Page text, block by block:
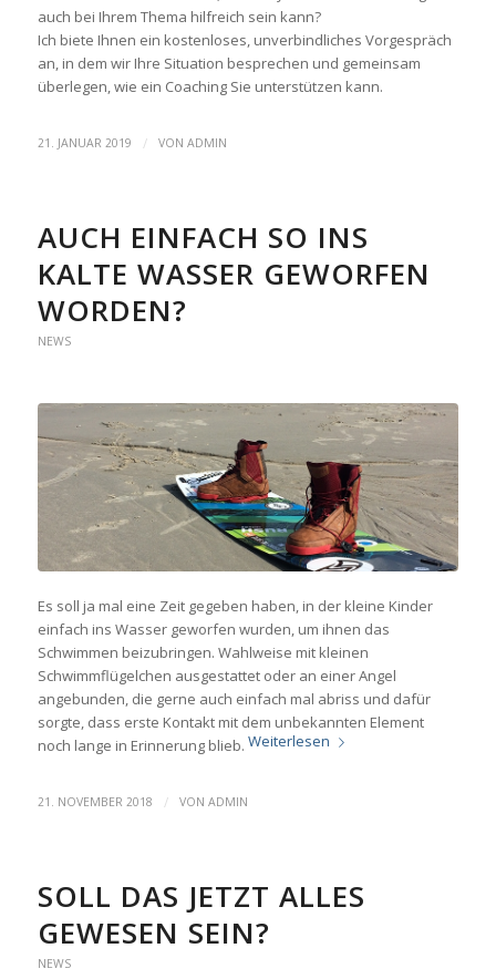
auch bei Ihrem Thema hilfreich sein kann?
Ich biete Ihnen ein kostenloses, unverbindliches Vorgespräch
an, in dem wir Ihre Situation besprechen und gemeinsam
überlegen, wie ein Coaching Sie unterstützen kann.
21. JANUAR 2019 / VON ADMIN
AUCH EINFACH SO INS
KALTE WASSER GEWORFEN
WORDEN?
NEWS
Es soll ja mal eine Zeit gegeben haben, in der kleine Kinder
einfach ins Wasser geworfen wurden, um ihnen das
Schwimmen beizubringen. Wahlweise mit kleinen
Schwimmflügelchen ausgestattet oder an einer Angel
angebunden, die gerne auch einfach mal abriss und dafür
sorgte, dass erste Kontakt mit dem unbekannten Element
noch lange in Erinnerung blieb. Weiterlesen
21. NOVEMBER 2018 / VON ADMIN
SOLL DAS JETZT ALLES
GEWESEN SEIN?
NEWS